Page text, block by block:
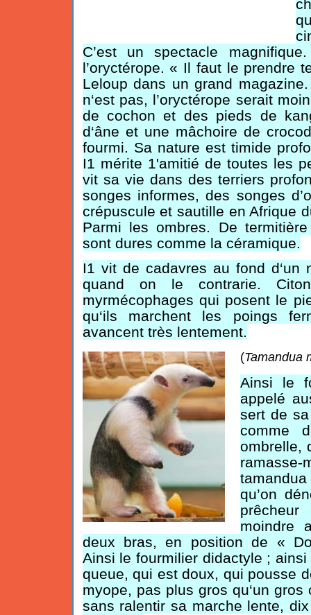
C’est un spectacle
l’oryctérope. « Il faut le prendre
Leloup dans un grand
n‘est pas, l’oryctérope serait
de cochon et des pieds de
d‘âne et une mâchoire de
fourmi. Sa nature est timide
I1 mérite 1'amitié de toutes les
vit sa vie dans des terriers
songes informes, des songes
crépuscule et sautille en Afrique
Parmi les ombres. De
sont dures comme la céramique.
I1 vit de cadavres au fond d‘un
quand on le contrarie.
myrmécophages qui posent le
qu‘ils marchent les poings
avancent très lentement.
(Tamandua
Ainsi le
appelé
sert de
comme
ombrelle,
qu’on
moindre
deux bras, en position de «
Ainsi le fourmilier didactyle ;
queue, qui est doux, qui pousse
myope, pas plus gros qu‘un
sans ralentir sa marche lente,